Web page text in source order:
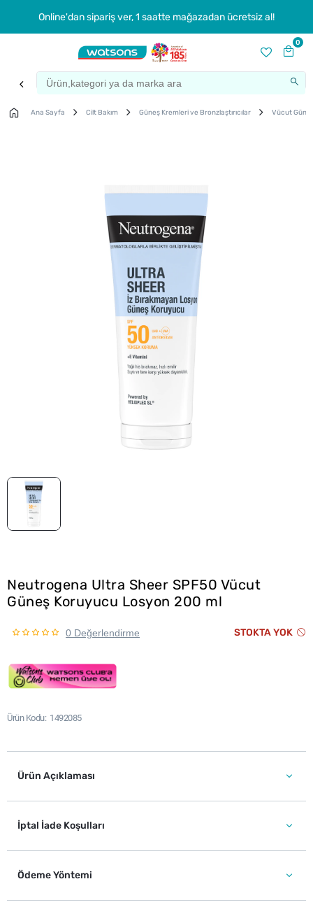
Online'dan sipariş ver, 1 saatte mağazadan ücretsiz al!
0
Ana Sayfa Cilt Bakım Güneş Kremleri ve Bronzlaştırıcılar Vücut
Neutrogena Ultra Sheer SPF50 Vücut
Güneş Koruyucu Losyon 200 ml
0 Değerlendirme STOKTA YOK
Ürün Kodu 1492085
Ürün Açıklaması
İptal İade Koşulları
Ödeme Yöntemi